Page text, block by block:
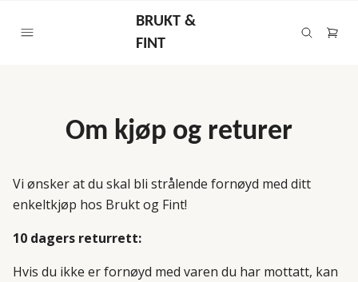
BRUKT &
FINT
Om kjøp og returer
Vi ønsker at du skal bli strålende fornøyd med ditt
enkeltkjøp hos Brukt og Fint!
10 dagers returrett:
Hvis du ikke er fornøyd med varen du har mottatt, kan